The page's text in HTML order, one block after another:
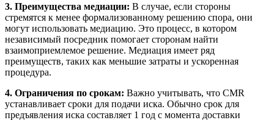
3. Преимущества медиации: В случае, если стороны
стремятся к менее формализованному решению спора, они
могут использовать медиацию. Это процесс, в котором
независимый посредник помогает сторонам найти
взаимоприемлемое решение. Медиация имеет ряд
преимуществ, таких как меньшие затраты и ускоренная
процедура.
4. Ограничения по срокам: Важно учитывать, что CMR
устанавливает сроки для подачи иска. Обычно срок для
предъявления иска составляет 1 год с момента доставки